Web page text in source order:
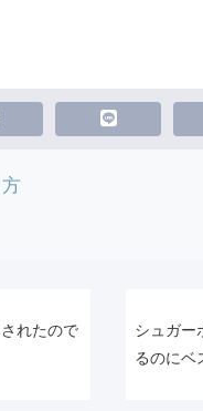
れたので
シュガー
るのにベ